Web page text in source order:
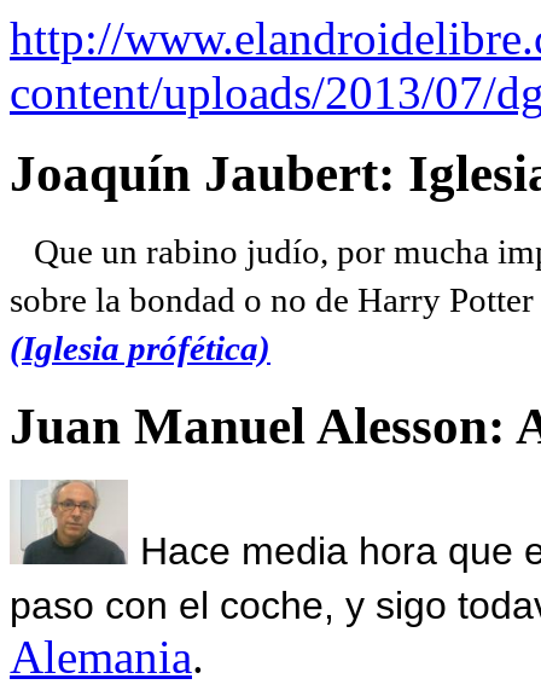
http://
content/uploads/2013/07/
Joaquín Jaubert:
Que un rabino judío, por mucha
sobre la bondad o no de Harry
(Iglesia prófética)
Juan Manuel Alesson:
Hace media hora que
paso con el coche, y sigo
Alemania.